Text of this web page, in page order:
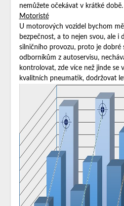
nemůžete očekávat v krátké době.
Motoristé
U motorových vozidel bychom
bezpečnost, a to nejen svou, ale i
silničního provozu, proto je dobré
odborníkům z autoservisu,
kontrolovat, zde více než jinde se
kvalitních pneumatik, dodržovat